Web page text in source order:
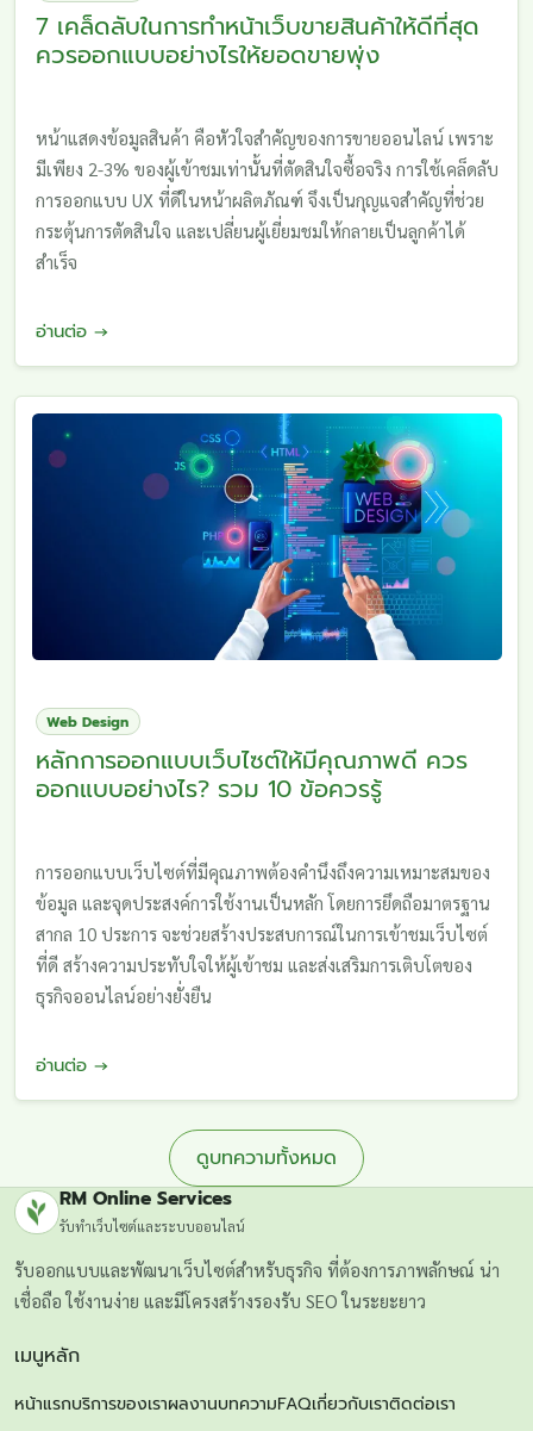
7 เคล็ดลับในการทำหน้าเว็บขายสินค้าให้ดีที่สุด
ควรออกแบบอย่างไรให้ยอดขายพุ่ง
หน้าแสดงข้อมูลสินค้า คือหัวใจสำคัญของการขายออนไลน์ เพราะ
มีเพียง 2-3% ของผู้เข้าชมเท่านั้นที่ตัดสินใจซื้อจริง การใช้เคล็ดลับ
การออกแบบ UX ที่ดีในหน้าผลิตภัณฑ์ จึงเป็นกุญแจสำคัญที่ช่วย
กระตุ้นการตัดสินใจ และเปลี่ยนผู้เยี่ยมชมให้กลายเป็นลูกค้าได้
สำเร็จ
อ่านต่อ →
Web Design
หลักการออกแบบเว็บไซต์ให้มีคุณภาพดี ควร
ออกแบบอย่างไร? รวม 10 ข้อควรรู้
การออกแบบเว็บไซต์ที่มีคุณภาพต้องคำนึงถึงความเหมาะสมของ
ข้อมูล และจุดประสงค์การใช้งานเป็นหลัก โดยการยึดถือมาตรฐาน
สากล 10 ประการ จะช่วยสร้างประสบการณ์ในการเข้าชมเว็บไซต์
ที่ดี สร้างความประทับใจให้ผู้เข้าชม และส่งเสริมการเติบโตของ
ธุรกิจออนไลน์อย่างยั่งยืน
อ่านต่อ →
ดูบทความทั้งหมด
RM Online Services
รับทำเว็บไซต์และระบบออนไลน์
รับออกแบบและพัฒนาเว็บไซต์สำหรับธุรกิจ ที่ต้องการภาพลักษณ์ น่า
เชื่อถือ ใช้งานง่าย และมีโครงสร้างรองรับ SEO ในระยะยาว
เมนูหลัก
หน้าแรกบริการของเราผลงานบทความFAQเกี่ยวกับเราติดต่อเรา